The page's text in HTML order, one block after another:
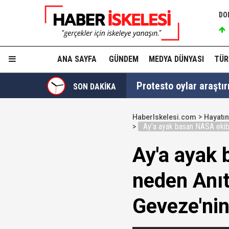
ANA SAYFA GÜNDEM MEDYA DÜNYASI
SON DAKİKA Veli Ağbaba'nın
MGK Toplantısı sona
Tahir Sarıkaya'nın
Hakkında fezleke
Fatma Kaplan
HaberIskelesi.com
Ay'a ayak basan NASA
Ay'a ayak
neden